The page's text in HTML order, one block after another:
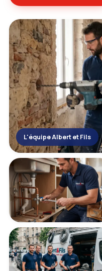
L'équipe Albert et Fils